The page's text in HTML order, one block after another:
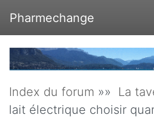
Pharmechange
Index du forum »» La
lait électrique choisir